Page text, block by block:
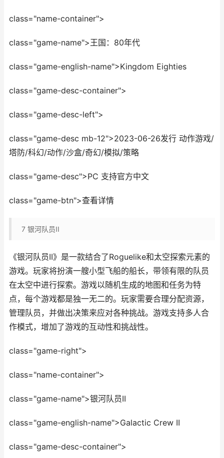
class="name-container">
class="game-name">王国：80年代
class="game-english-name">Kingdom Eighties
class="game-desc-container">
class="game-desc-left">
class="game-desc mb-12">2023-06-26发行 动作游戏/
塔防/科幻/动作/沙盒/奇幻/模拟/策略
class="game-desc">PC 支持官方中文
class="game-btn">查看详情
7 银河队员II
《银河队员II》是一款结合了Roguelike和太空探索元素的
游戏。玩家将扮演一艘小型飞船的船长，带领有限的队员
在太空中进行探索。游戏以随机生成的地图和任务为特
点，每个游戏都是独一无二的。玩家需要合理分配资源，
管理队员，并做出决策来应对各种挑战。游戏支持多人合
作模式，增加了游戏的互动性和挑战性。
class="game-right">
class="name-container">
class="game-name">银河队员II
class="game-english-name">Galactic Crew II
class="game-desc-container">